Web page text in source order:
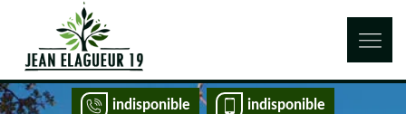
indisponible indisponible